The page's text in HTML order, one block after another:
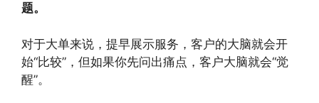
题。
对于大单来说，提早展示服务，客户的大脑就会开
始“比较”，但如果你先问出痛点，客户大脑就会“觉
醒”。